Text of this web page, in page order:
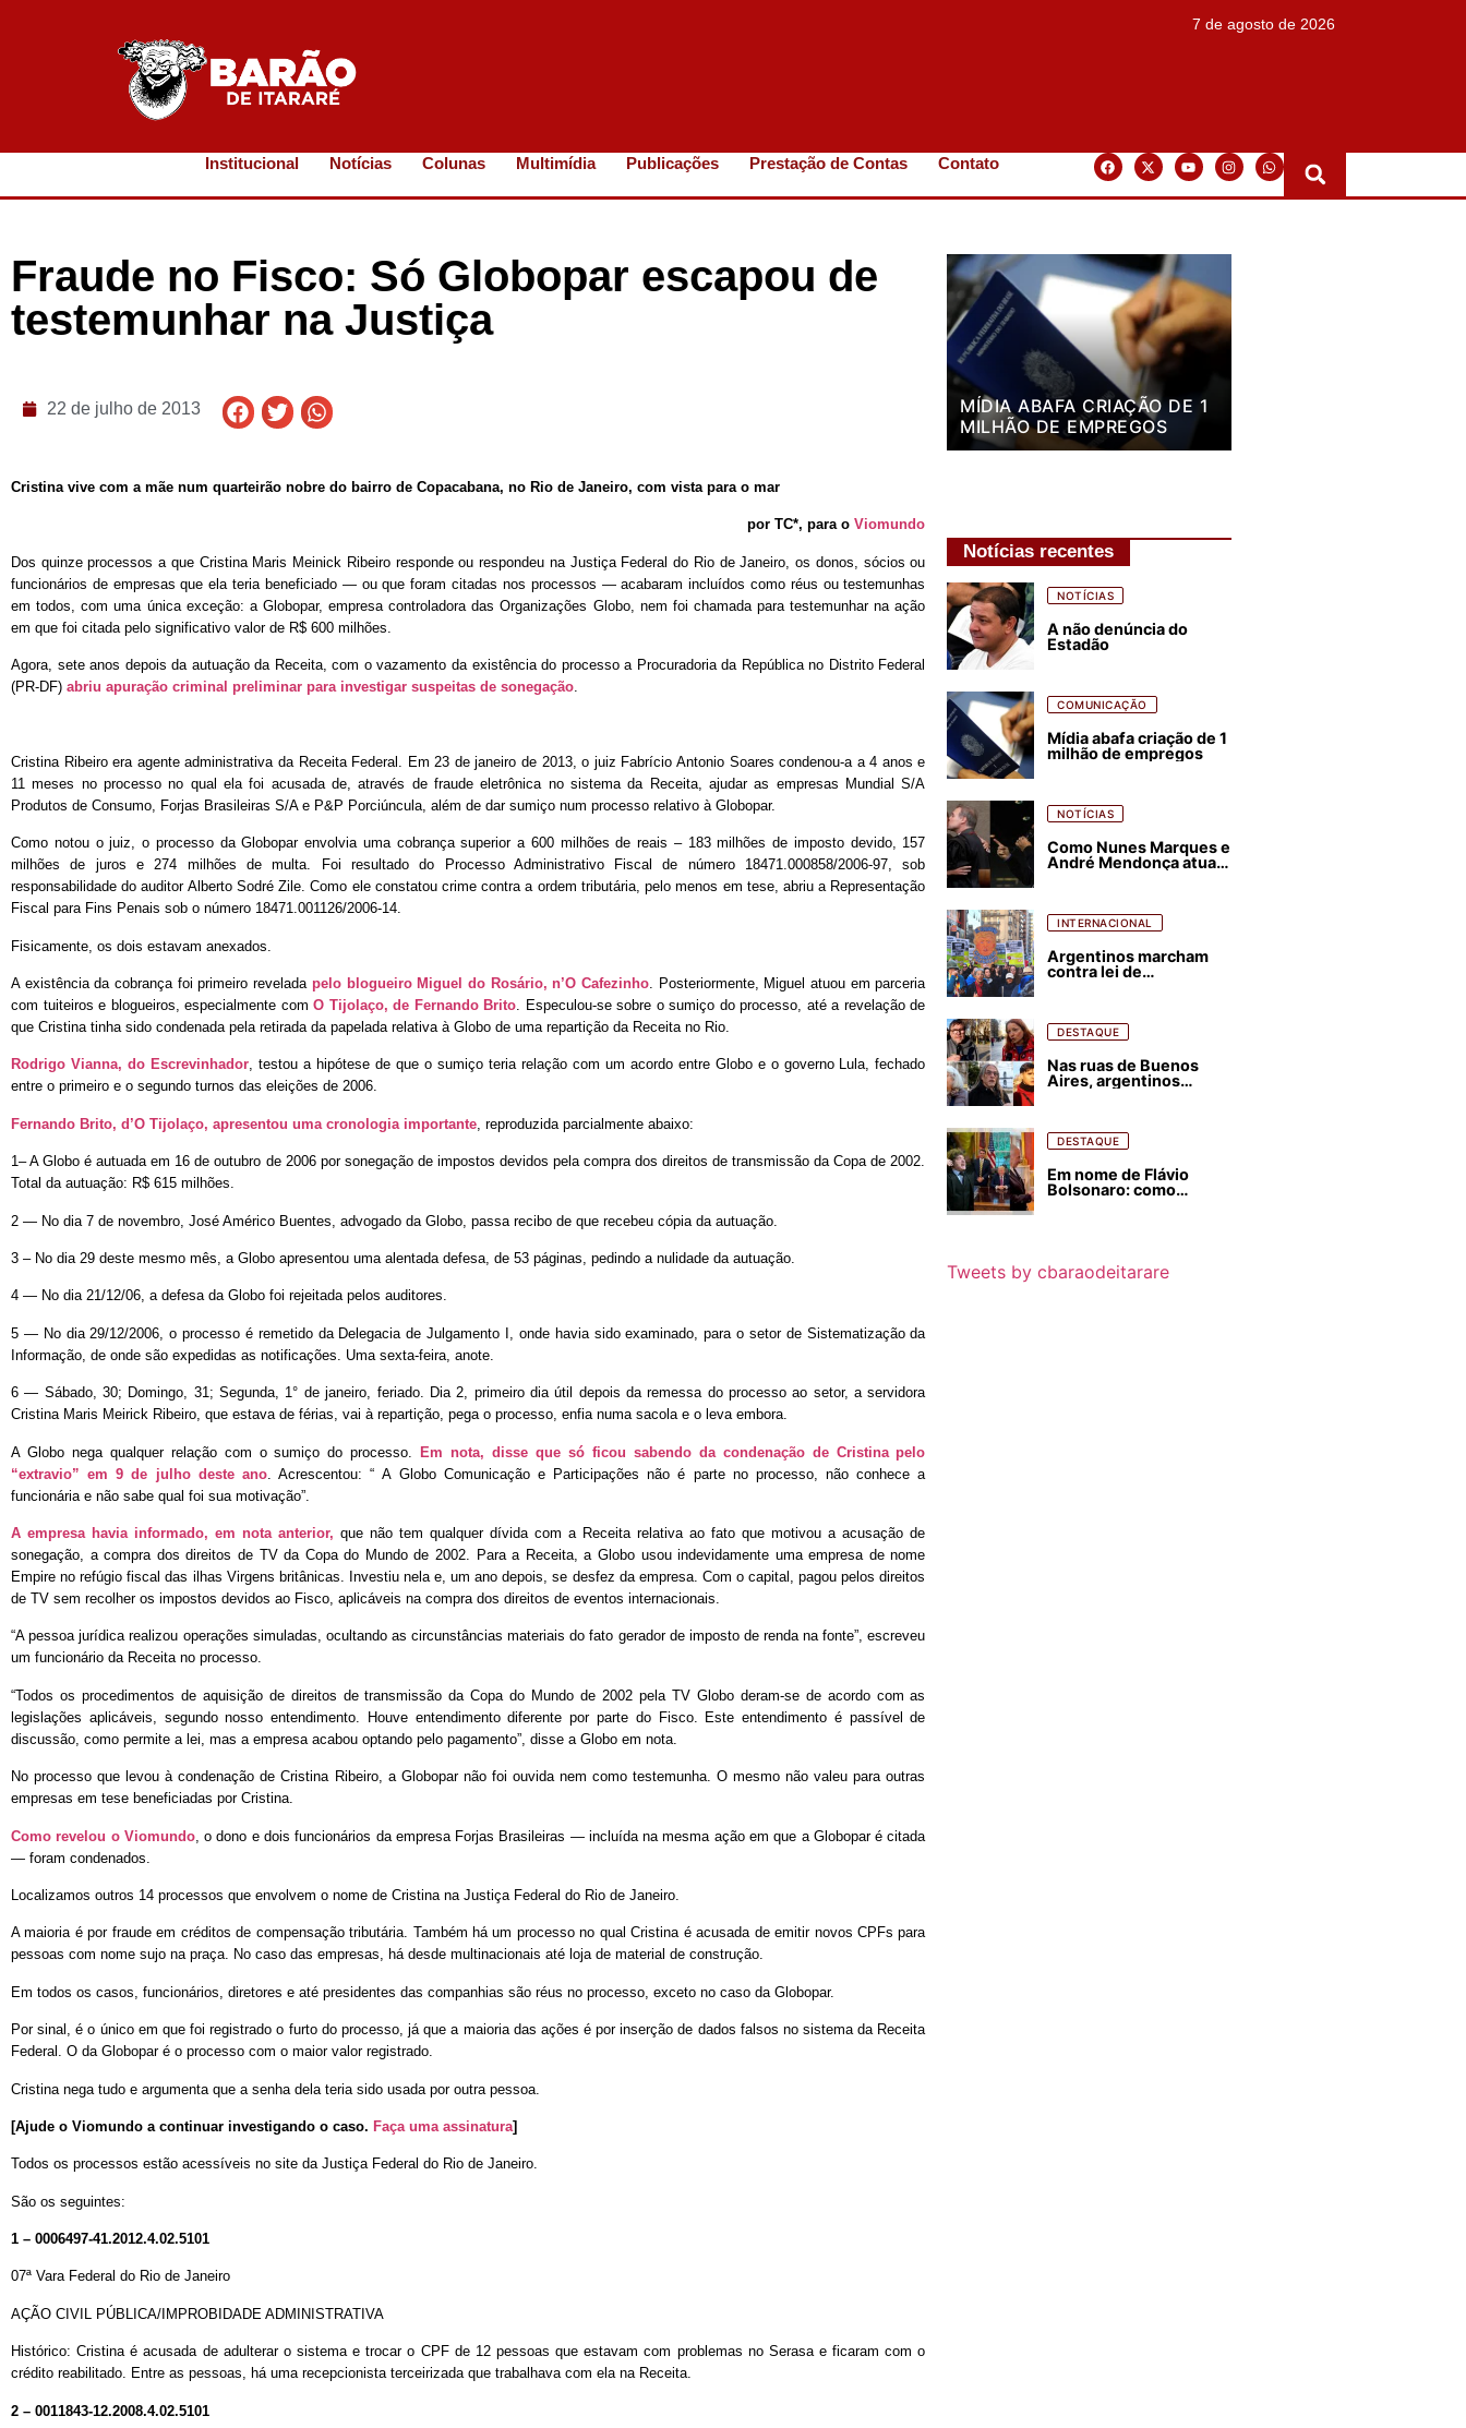
7 de agosto de 2026
Institucional Notícias Colunas Multimídia Publicações Prestação de Contas Contato
Fraude no Fisco: Só Globopar escapou de
testemunhar na Justiça
22 de julho de 2013
Cristina vive com a mãe num quarteirão nobre do bairro de Copacabana, no Rio de Janeiro, com vista para o mar
por TC*, para oViomundo
Dos quinze processos a que Cristina Maris Meinick Ribeiro responde ou respondeu na Justiça Federal do Rio de Janeiro, os donos, sócios ou
funcionários de empresas que ela teria beneficiado — ou que foram citadas nos processos — acabaram incluídos como réus ou testemunhas
em todos, com uma única exceção: a Globopar, empresa controladora das Organizações Globo, nem foi chamada para testemunhar na ação
em que foi citada pelo significativo valor de R$ 600 milhões.
Agora, sete anos depois da autuação da Receita, com o vazamento da existência do processo a Procuradoria da República no Distrito Federal
(PR-DF) abriu apuração criminal preliminar para investigar suspeitas de sonegação.
Cristina Ribeiro era agente administrativa da Receita Federal. Em 23 de janeiro de 2013, o juiz Fabrício Antonio Soares condenou-a a 4 anos e
11 meses no processo no qual ela foi acusada de, através de fraude eletrônica no sistema da Receita, ajudar as empresas Mundial S/A
Produtos de Consumo, Forjas Brasileiras S/A e P&P Porciúncula, além de dar sumiço num processo relativo à Globopar.
Como notou o juiz, o processo da Globopar envolvia uma cobrança superior a 600 milhões de reais – 183 milhões de imposto devido, 157
milhões de juros e 274 milhões de multa. Foi resultado do Processo Administrativo Fiscal de número 18471.000858/2006-97, sob
responsabilidade do auditor Alberto Sodré Zile. Como ele constatou crime contra a ordem tributária, pelo menos em tese, abriu a Representação
Fiscal para Fins Penais sob o número 18471.001126/2006-14.
Fisicamente, os dois estavam anexados.
A existência da cobrança foi primeiro revelada pelo blogueiro Miguel do Rosário, n’O Cafezinho. Posteriormente, Miguel atuou em parceria
com tuiteiros e blogueiros, especialmente comO Tijolaço, de Fernando Brito. Especulou-se sobre o sumiço do processo, até a revelação de
que Cristina tinha sido condenada pela retirada da papelada relativa à Globo de uma repartição da Receita no Rio.
Rodrigo Vianna, do Escrevinhador, testou a hipótese de que o sumiço teria relação com um acordo entre Globo e o governo Lula, fechado
entre o primeiro e o segundo turnos das eleições de 2006.
Fernando Brito, d’O Tijolaço, apresentou uma cronologia importante , reproduzida parcialmente abaixo:
1– A Globo é autuada em 16 de outubro de 2006 por sonegação de impostos devidos pela compra dos direitos de transmissão da Copa de 2002.
Total da autuação: R$ 615 milhões.
2 — No dia 7 de novembro, José Américo Buentes, advogado da Globo, passa recibo de que recebeu cópia da autuação.
3 – No dia 29 deste mesmo mês, a Globo apresentou uma alentada defesa, de 53 páginas, pedindo a nulidade da autuação.
4 — No dia 21/12/06, a defesa da Globo foi rejeitada pelos auditores.
5 — No dia 29/12/2006, o processo é remetido da Delegacia de Julgamento I, onde havia sido examinado, para o setor de Sistematização da
Informação, de onde são expedidas as notificações. Uma sexta-feira, anote.
6 — Sábado, 30; Domingo, 31; Segunda, 1° de janeiro, feriado. Dia 2, primeiro dia útil depois da remessa do processo ao setor, a servidora
Cristina Maris Meirick Ribeiro, que estava de férias, vai à repartição, pega o processo, enfia numa sacola e o leva embora.
A Globo nega qualquer relação com o sumiço do processo.Em nota, disse que só ficou sabendo da condenação de Cristina pelo
“extravio” em 9 de julho deste ano . Acrescentou: “ A Globo Comunicação e Participações não é parte no processo, não conhece a
funcionária e não sabe qual foi sua motivação”.
A empresa havia informado, em nota anterior, que não tem qualquer dívida com a Receita relativa ao fato que motivou a acusação de
sonegação, a compra dos direitos de TV da Copa do Mundo de 2002. Para a Receita, a Globo usou indevidamente uma empresa de nome
Empire no refúgio fiscal das ilhas Virgens britânicas. Investiu nela e, um ano depois, se desfez da empresa. Com o capital, pagou pelos direitos
de TV sem recolher os impostos devidos ao Fisco, aplicáveis na compra dos direitos de eventos internacionais.
“A pessoa jurídica realizou operações simuladas, ocultando as circunstâncias materiais do fato gerador de imposto de renda na fonte”, escreveu
um funcionário da Receita no processo.
“Todos os procedimentos de aquisição de direitos de transmissão da Copa do Mundo de 2002 pela TV Globo deram-se de acordo com as
legislações aplicáveis, segundo nosso entendimento. Houve entendimento diferente por parte do Fisco. Este entendimento é passível de
discussão, como permite a lei, mas a empresa acabou optando pelo pagamento”, disse a Globo em nota.
No processo que levou à condenação de Cristina Ribeiro, a Globopar não foi ouvida nem como testemunha. O mesmo não valeu para outras
empresas em tese beneficiadas por Cristina.
Como revelou o Viomundo, o dono e dois funcionários da empresa Forjas Brasileiras — incluída na mesma ação em que a Globopar é citada
— foram condenados.
Localizamos outros 14 processos que envolvem o nome de Cristina na Justiça Federal do Rio de Janeiro.
A maioria é por fraude em créditos de compensação tributária. Também há um processo no qual Cristina é acusada de emitir novos CPFs para
pessoas com nome sujo na praça. No caso das empresas, há desde multinacionais até loja de material de construção.
Em todos os casos, funcionários, diretores e até presidentes das companhias são réus no processo, exceto no caso da Globopar.
Por sinal, é o único em que foi registrado o furto do processo, já que a maioria das ações é por inserção de dados falsos no sistema da Receita
Federal. O da Globopar é o processo com o maior valor registrado.
Cristina nega tudo e argumenta que a senha dela teria sido usada por outra pessoa.
[Ajude o Viomundo a continuar investigando o caso. Faça uma assinatura]
Todos os processos estão acessíveis no site da Justiça Federal do Rio de Janeiro.
São os seguintes:
1 – 0006497-41.2012.4.02.5101
07ª Vara Federal do Rio de Janeiro
AÇÃO CIVIL PÚBLICA/IMPROBIDADE ADMINISTRATIVA
Histórico: Cristina é acusada de adulterar o sistema e trocar o CPF de 12 pessoas que estavam com problemas no Serasa e ficaram com o
crédito reabilitado. Entre as pessoas, há uma recepcionista terceirizada que trabalhava com ela na Receita.
2 – 0011843-12.2008.4.02.5101
MÍDIA ABAFA CRIAÇÃO DE 1
MILHÃO DE EMPREGOS
Notícias recentes
NOTÍCIAS
A não denúncia do
Estadão
COMUNICAÇÃO
Mídia abafa criação de 1
milhão de empregos
NOTÍCIAS
Como Nunes Marques e
André Mendonça atuam
INTERNACIONAL
Argentinos marcham
contra lei de
florestais
DESTAQUE
Nas ruas de Buenos
Aires, argentinos
DESTAQUE
Em nome de Flávio
Bolsonaro: como
Tweets by cbaraodeitarare